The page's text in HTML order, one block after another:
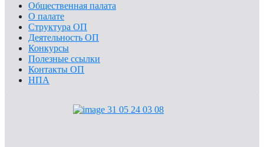
Общественная палата
О палате
Структура ОП
Деятельность ОП
Конкурсы
Полезные ссылки
Контакты ОП
НПА